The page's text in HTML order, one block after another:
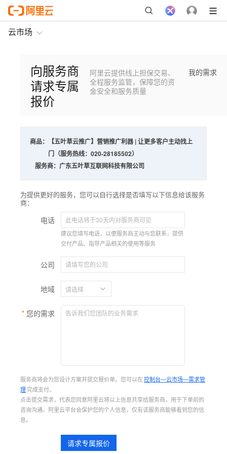
云市场
向服务商
请求专属
报价
阿里云提供线上担保交易、
全程服务监管，保障您的资
金安全和服务质量
我的需求
商品：
【五叶草云推广】营销推广利器 | 让更多客户主动找上
门（服务热线：020-28185502）
服务商： 广东五叶草互联网科技有限公司
为提供更好的服务，您可以自行选择是否填写以下信息给该服务
商：
电话
建议您填写电话，以便服务商主动与您联系，提供
交付产品、指导产品相关的使用等服务
公司
地域
您的需求
服务商将会为您设计方案并提交报价单。您可以在控制台—云市场—需求管
理完成支付。
点击提交需求，代表您同意阿里云将以上信息共享给服务商，用于下单前的
咨询沟通。阿里云平台会保护您的个人信息，仅有该服务商能够看到您的信
息。
请求专属报价